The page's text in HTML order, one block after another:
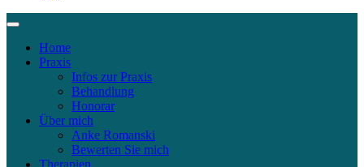
Home
Praxis
Infos zur Praxis
Behandlung
Honorar
Über mich
Anke Romanski
Bewerten Sie mich
Therapien